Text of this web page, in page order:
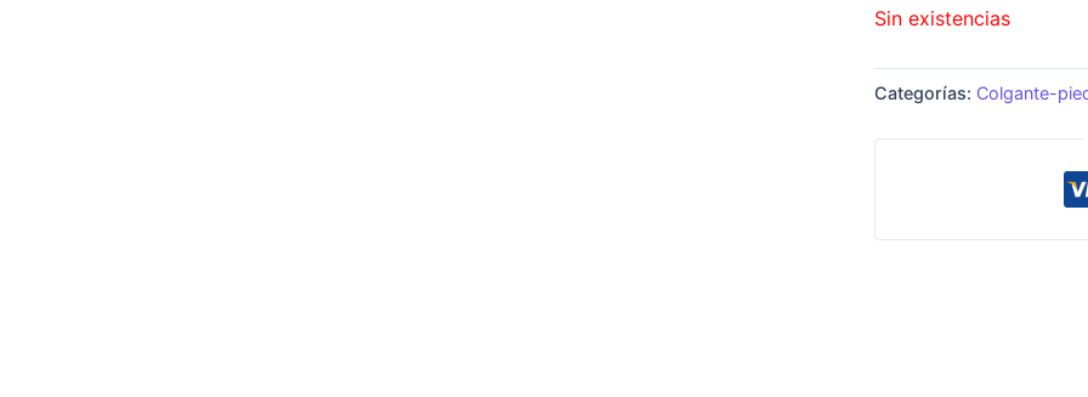
Sin existencias
Categorías: Colgante-